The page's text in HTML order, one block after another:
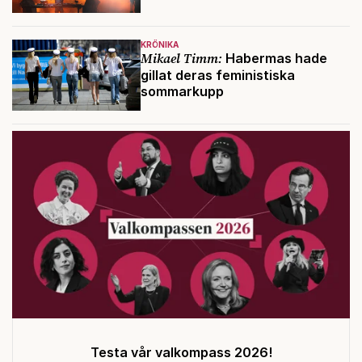
KRÖNIKA
Mikael Timm: Habermas hade
gillat deras feministiska
sommarkupp
Testa vår valkompass 2026!